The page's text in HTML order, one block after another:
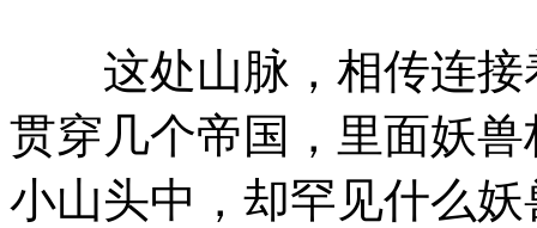
这处山脉，相传连接
贯穿几个帝国，里面妖
小山头中，却罕见什么妖